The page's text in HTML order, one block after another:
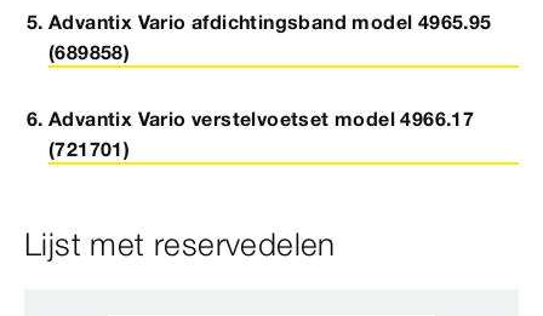
Advantix Vario afdichtingsband model 4965.95
(689858)
Advantix Vario verstelvoetset model 4966.17
(721701)
Lijst met reservedelen